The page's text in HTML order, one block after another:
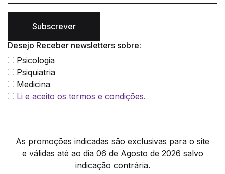
Subscrever
Desejo Receber newsletters sobre:
Psicologia
Psiquiatria
Medicina
Li e aceito os termos e condições.
As promoções indicadas são exclusivas para o site
e válidas até ao dia 06 de Agosto de 2026 salvo
indicação contrária.